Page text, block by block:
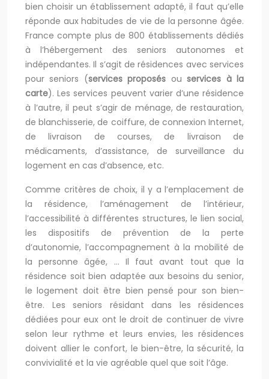
bien choisir un établissement adapté, il faut qu’elle
réponde aux habitudes de vie de la personne âgée.
France compte plus de 800 établissements dédiés
à l’hébergement des seniors autonomes et
indépendantes. Il s’agit de résidences avec services
pour seniors (services proposés ouservices à la
carte). Les services peuvent varier d’une résidence
à l’autre, il peut s’agir de ménage, de restauration,
de blanchisserie, de coiffure, de connexion Internet,
de livraison de courses, de livraison de
médicaments, d’assistance, de surveillance du
logement en cas d’absence, etc.
Comme critères de choix, il y a l’emplacement de
la résidence, l’aménagement de l’intérieur,
l’accessibilité à différentes structures, le lien social,
les dispositifs de prévention de la perte
d’autonomie, l’accompagnement à la mobilité de
la personne âgée, … Il faut avant tout que la
résidence soit bien adaptée aux besoins du senior,
le logement doit être bien pensé pour son bien-
être. Les seniors résidant dans les résidences
dédiées pour eux ont le droit de continuer de vivre
selon leur rythme et leurs envies, les résidences
doivent allier le confort, le bien-être, la sécurité, la
convivialité et la vie agréable quel que soit l’âge.